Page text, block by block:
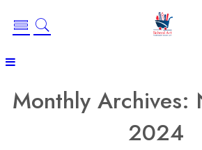
Monthly Archives:
2024